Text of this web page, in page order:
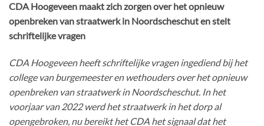
CDA Hoogeveen maakt zich zorgen over het opnieuw
openbreken van straatwerk in Noordscheschut en stelt
schriftelijke vragen
CDA Hoogeveen heeft schriftelijke vragen ingediend bij het
college van burgemeester en wethouders over het opnieuw
openbreken van straatwerk in Noordscheschut. In het
voorjaar van 2022 werd het straatwerk in het dorp al
opengebroken, nu bereikt het CDA het signaal dat het